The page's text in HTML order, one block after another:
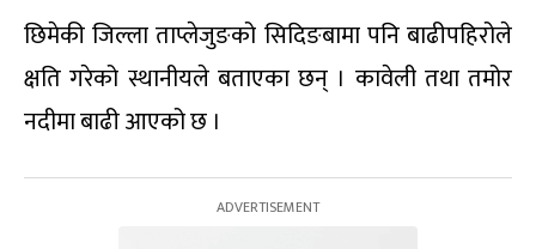
छिमेकी जिल्ला ताप्लेजुङको सिदिङबामा पनि बाढीपहिरोले
क्षति गरेको स्थानीयले बताएका छन् । कावेली तथा तमोर
नदीमा बाढी आएको छ ।